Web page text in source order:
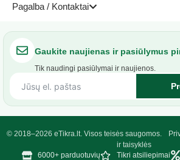
Pagalba / Kontaktai
Gaukite naujienas ir pasiūlymus
Tik naudingi pasiūlymai ir naujienos.
© 2018–2026 eTikra.lt. Visos teisės saugomos.
ir taisyklės
6000+ parduotuvių
Tikri atsiliepimai